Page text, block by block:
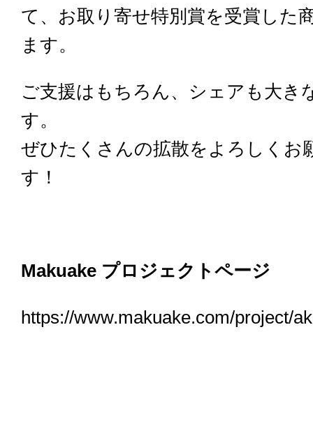
て、お取り寄せ特別賞を受賞した
ます。
ご支援はもちろん、シェアも大き
す。
ぜひたくさんの拡散をよろしくお
す！
Makuake プロジェクトページ
https://www.makuake.com/project/